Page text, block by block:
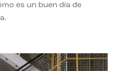
es un buen día de